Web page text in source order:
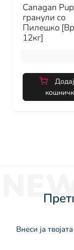
Canagan
гранули со
Пилешко
12кг]
Внеси ја